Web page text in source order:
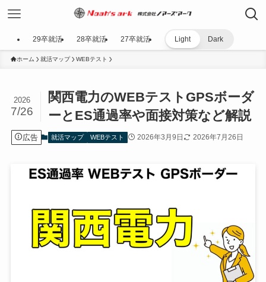
29卒就活 28卒就活 27卒就活 Light Dark
ホーム 就活マップ WEBテスト
関西電力のWEBテストGPSボーダ
ーとES通過率や面接対策など解説
2026
7/26
広告 就活マップ WEBテスト 2026年3月9日 2026年7月26日